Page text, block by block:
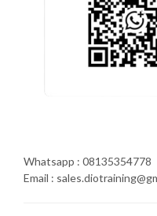
Whatsapp : 08135354778
Email :